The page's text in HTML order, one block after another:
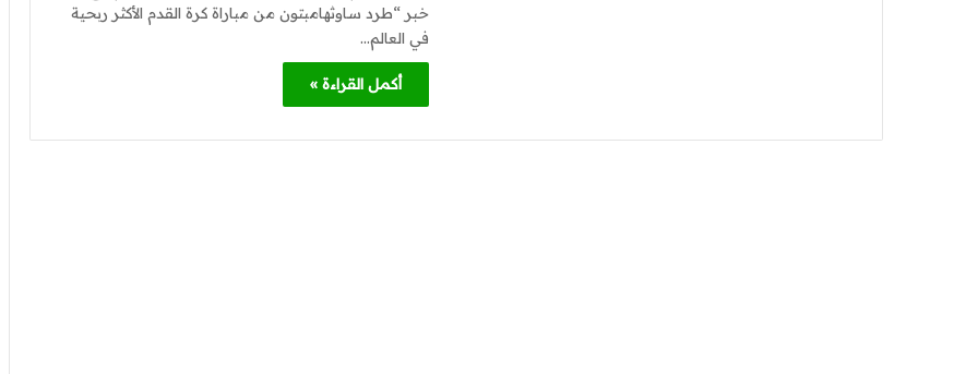
خبر “طرد ساوثهامبتون من مباراة كرة القدم الأكثر ربحية
في العالم…
أكمل القراءة »